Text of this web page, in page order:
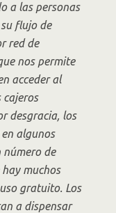
a las personas
flujo de
red de
nos permite
acceder al
cajeros
desgracia, los
algunos
número de
muchos
gratuito. Los
a dispensar